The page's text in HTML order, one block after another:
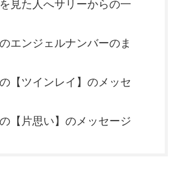
見た人へサリーからの一
エンジェルナンバーのま
【ツインレイ】のメッセ
【片思い】のメッセージ